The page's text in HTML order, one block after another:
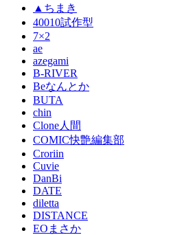
▲ちまき
40010試作型
7×2
ae
azegami
B-RIVER
Beなんとか
BUTA
chin
Clone人間
COMIC快艶編集部
Croriin
Cuvie
DanBi
DATE
diletta
DISTANCE
EOまさか